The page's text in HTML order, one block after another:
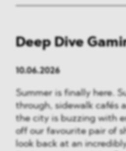
Deep Dive
10.06.2026
Summer is finally here.
through, sidewalk cafés
the city is buzzing with
off our favourite pair of
look back at an